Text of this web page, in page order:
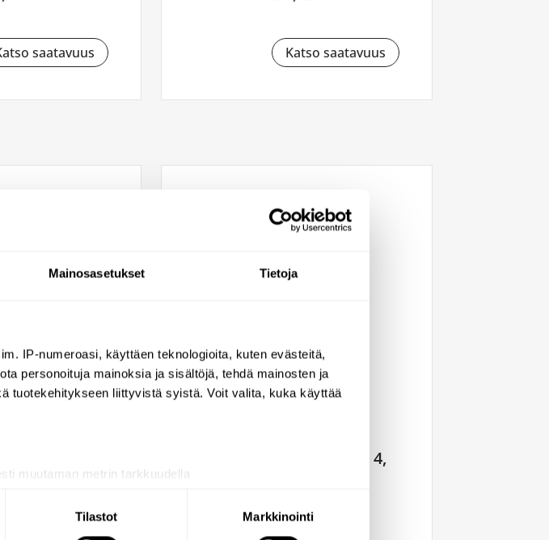
Mainosasetukset Tietoja
IP-numeroasi, käyttäen teknologioita, kuten evästeitä,
personoituja mainoksia ja sisältöjä, tehdä mainosten ja
tuotekehitykseen liittyvistä syistä. Voit valita, kuka käyttää
muutaman metrin tarkkuudella
asetuksesi
. Voit muuttaa
Tilastot Markkinointi
saatavuus Katso saatavuus
alkaen
Delabie Tempomatic 4,
patterimalleihin